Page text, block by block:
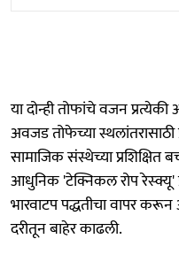
या दोन्ही तोफांचे वजन
अवजड तोफेच्या स्थलांतरासाठी
सामाजिक संस्थेच्या
आधुनिक 'टेक्निकल रोप रेस्क्यू'
भारवाटप पद्धतीचा वापर
दरीतून बाहेर काढली.